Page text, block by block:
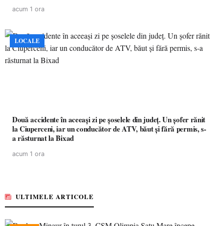
acum 1 ora
LOCALE
Două accidente în aceeași zi pe șoselele din județ. Un șofer rănit
la Ciuperceni, iar un conducător de ATV, băut și fără permis, s-
a răsturnat la Bixad
acum 1 ora
ULTIMELE ARTICOLE